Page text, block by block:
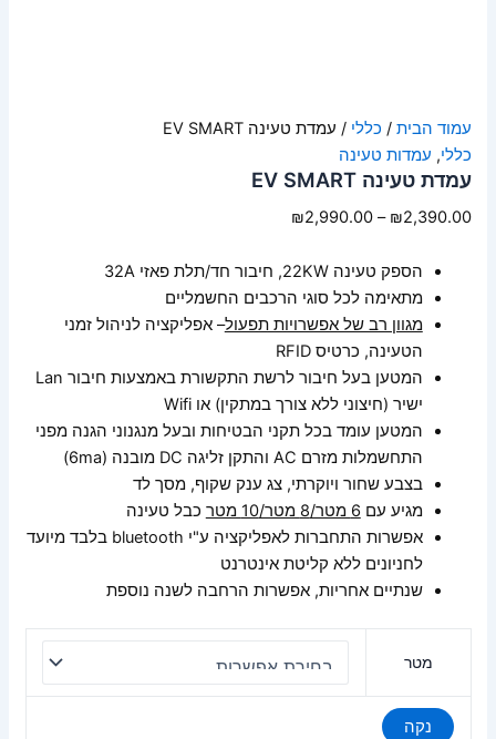
עמוד הבית / כללי / עמדת טעינה EV SMART
כללי, עמדות טעינה
עמדת טעינה EV SMART
₪2,390.00
–
₪2,990.00
הספק טעינה 22KW, חיבור חד/תלת פאזי 32A
מתאימה לכל סוגי הרכבים החשמליים
מגוון רב של אפשרויות תפעול– אפליקציה לניהול זמני
הטעינה, כרטיס RFID
המטען בעל חיבור לרשת התקשורת באמצעות חיבור Lan
ישיר (חיצוני ללא צורך במתקין) או Wifi
המטען עומד בכל תקני הבטיחות ובעל מנגנוני הגנה מפני
התחשמלות מזרם AC והתקן זליגה DC מובנה (6ma)
בצבע שחור ויוקרתי, צג ענק שקוף, מסך לד
מגיע עם 6 מטר/8 מטר/10 מטר
כבל טעינה
אפשרות התחברות לאפליקציה ע"י bluetooth בלבד מיועד
לחניונים ללא קליטת אינטרנט
שנתיים אחריות, אפשרות הרחבה לשנה נוספת
מטר
נקה